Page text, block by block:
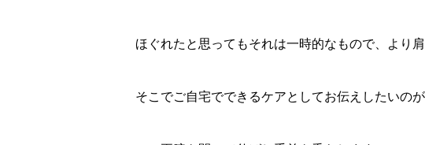
ほぐれたと思ってもそれは一時的なもので、より
そこでご自宅でできるケアとしてお伝えしたいの